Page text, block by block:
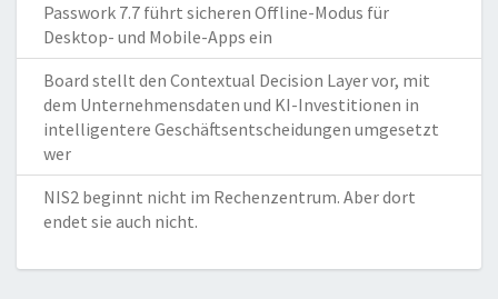
Passwork 7.7 führt sicheren Offline-Modus für
Desktop- und Mobile-Apps ein
Board stellt den Contextual Decision Layer vor, mit
dem Unternehmensdaten und KI-Investitionen in
intelligentere Geschäftsentscheidungen umgesetzt
wer
NIS2 beginnt nicht im Rechenzentrum. Aber dort
endet sie auch nicht.